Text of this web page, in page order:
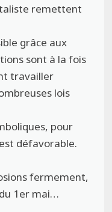
remettent
grâce aux
sont à la fois
travailler
lois
pour
défavorable.
fermement,
1er mai…